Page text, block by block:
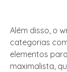
Além disso, o
categorias
elementos
maximalista,